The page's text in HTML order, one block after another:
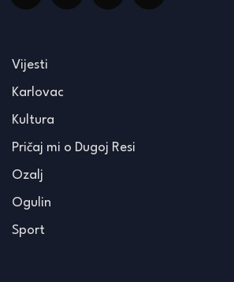
Vijesti
Karlovac
Kultura
Pričaj mi o Dugoj Resi
Ozalj
Ogulin
Sport